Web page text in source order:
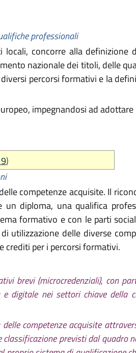
professionali
concorre alla definizione
nazionale dei titoli, delle
percorsi formativi e la
impegnandosi ad
)
competenze acquisite. Il
un diploma, una qualifica
formativo e con le parti
utilizzazione delle diverse
crediti per i percorsi formativi.
brevi (microcredenziali), con
digitale nei settori chiave della
competenze acquisite
previsti dal quadro